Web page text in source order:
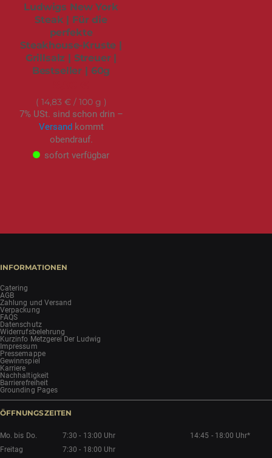
Ludwigs New York
Steak | Für die
perfekte
Steakhouse-Kruste |
Grillsalz | Streuer |
Bestseller | 60g
14,83 €/ 100 g
7% USt. sind schon drin –
Versand kommt
obendrauf.
sofort verfügbar
INFORMATIONEN
Catering
AGB
Zahlung und Versand
Verpackung
FAQS
Datenschutz
Widerrufsbelehrung
Kurzinfo Metzgerei Der Ludwig
Impressum
Pressemappe
Gewinnspiel
Karriere
Nachhaltigkeit
Barrierefreiheit
Grounding Pages
ÖFFNUNGSZEITEN
Mo. bis Do. 7:30 - 13:00 Uhr
14:45 - 18:00 Uhr*
Freitag
7:30 - 18:00 Uhr